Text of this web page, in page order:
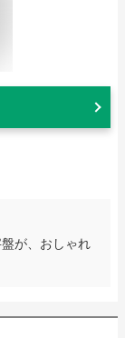
が、おしゃれ